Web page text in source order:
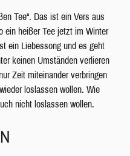
Tee“. Das ist ein Vers aus
ein heißer Tee jetzt im Winter
ein Liebessong und es geht
keinen Umständen verlieren
Zeit miteinander verbringen
loslassen wollen. Wie
nicht loslassen wollen.